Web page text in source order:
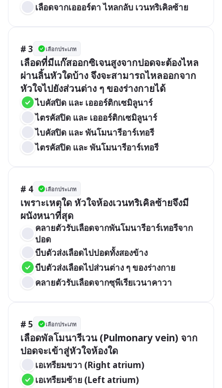
เลือดจากเอออร์ตา ไหลกลับ เวนทริเคิลซ้าย
# 3 เลือกประเภท
เลือดที่มีแก๊สออกซิเจนสูงจากปอดจะต้องไหล
ผ่านลิ้นหัวใดบ้าง จึงจะสามารถไหลออกจาก
หัวใจไปยังส่วนต่าง ๆ ของร่างกายได้
ไบคัสปิด และ เอออร์ติกเซมิลูนาร์
ไตรคัสปิด และ เอออร์ติกเซมิลูนาร์
ไบคัสปิด และ พันโมนารีอาร์เทอรี
ไตรคัสปิด และ พันโมนารีอาร์เทอรี
# 4 เลือกประเภท
เพราะเหตุใด หัวใจห้องเวนทริเคิลซ้ายจึงมี
ผนังหนาที่สุด
คลายตัวรับเลือดจากพันโมนารีอาร์เทอรีจาก
บีบตัวส่งเลือดไปปอดทั้งสองข้าง
บีบตัวส่งเลือดไปส่วนต่าง ๆ ของร่างกาย
คลายตัวรับเลือดจากซุพีเรียเวนาคาวา
# 5 เลือกประเภท
เลือดพัลโมนารีเวน (Pulmonary vein) จาก
ปอดจะเข้าสู่หัวใจห้องใด
เอเทรียมขวา (Right atrium)
เอเทรียมซ้าย (Left atrium)